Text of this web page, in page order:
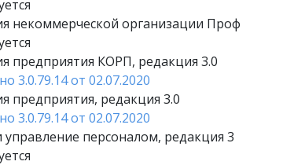
некоммерческой организации Проф
предприятия КОРП, редакция 3.0
3.0.79.14 от 02.07.2020
предприятия, редакция 3.0
3.0.79.14 от 02.07.2020
управление персоналом, редакция 3